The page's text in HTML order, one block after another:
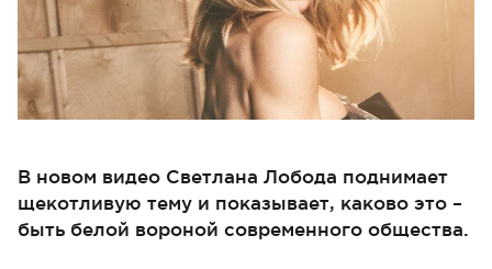
В новом видео Светлана Лобода поднимает
щекотливую тему и показывает, каково это –
быть белой вороной современного общества.